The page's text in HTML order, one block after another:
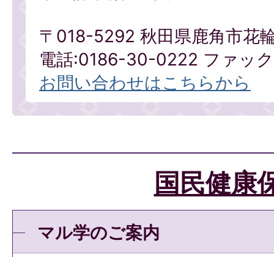
〒018-5292 秋田県鹿角市花
電話:0186-30-0222 ファッ
お問い合わせはこちらから
国民健康
マル学のご案内